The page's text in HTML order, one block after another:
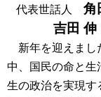
代表世話人
吉田
新年を迎えまし
中、国民の命と生
生の政治を実現す